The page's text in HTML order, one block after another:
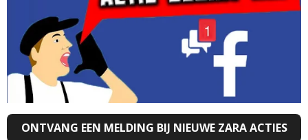
ONTVANG EEN MELDING BIJ NIEUWE ZARA ACTIES